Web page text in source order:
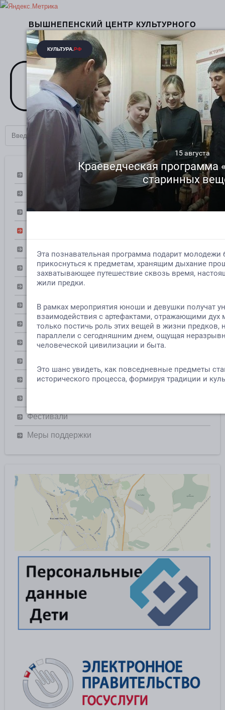
ВЫШНЕПЕНСКИЙ ЦЕНТР КУЛЬТУРНОГО
РАЗВИТИЯ РАКИТЯНСКОГО РАЙОНА
БЕЛГОРОДСКОЙ ОБЛАСТИ
Кадровый состав
Контактная информация
Достижения
Услуги
Народный коллектив
Клубные формирования
Документы
Обратная связь
Фестивали
Меры поддержки